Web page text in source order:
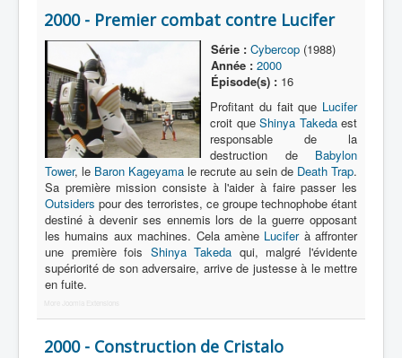
Tous
1987
→ 1998
1999
2000
XXIIIeme siècle
2000 - Premier combat contre Lucifer
Série : Cybercop (1988)
Année : 2000
Épisode(s) : 16
Profitant du fait que Lucifer
croit que Shinya Takedaest
responsable de la
destruction de Babylon
Tower, le Baron Kageyama le recrute au sein de Death Trap.
Sa première mission consiste à l'aider à faire passer les
Outsiders pour des terroristes, ce groupe technophobe étant
destiné à devenir ses ennemis lors de la guerre opposant
les humains aux machines. Cela amène Luciferà affronter
une première fois Shinya Takeda qui, malgré l'évidente
supériorité de son adversaire, arrive de justesse à le mettre
en fuite.
More Joomla Extensions
2000 - Construction de Cristalo